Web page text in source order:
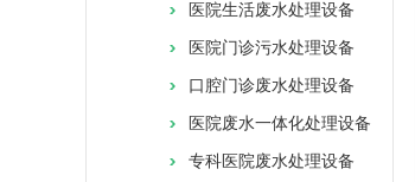
医院生活废水处理设备
医院门诊污水处理设备
口腔门诊废水处理设备
医院废水一体化处理设备
专科医院废水处理设备